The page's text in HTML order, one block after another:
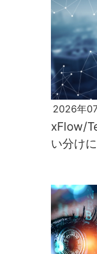
2026年
xFlow/
い分け